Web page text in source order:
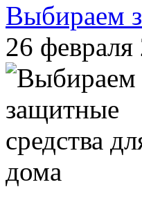
Выбираем
26 февраля